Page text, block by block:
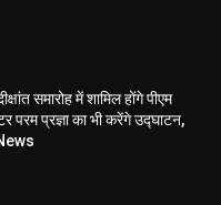
समारोह में शामिल होंगे पीएम
परम प्रज्ञा का भी करेंगे उद्घाटन,